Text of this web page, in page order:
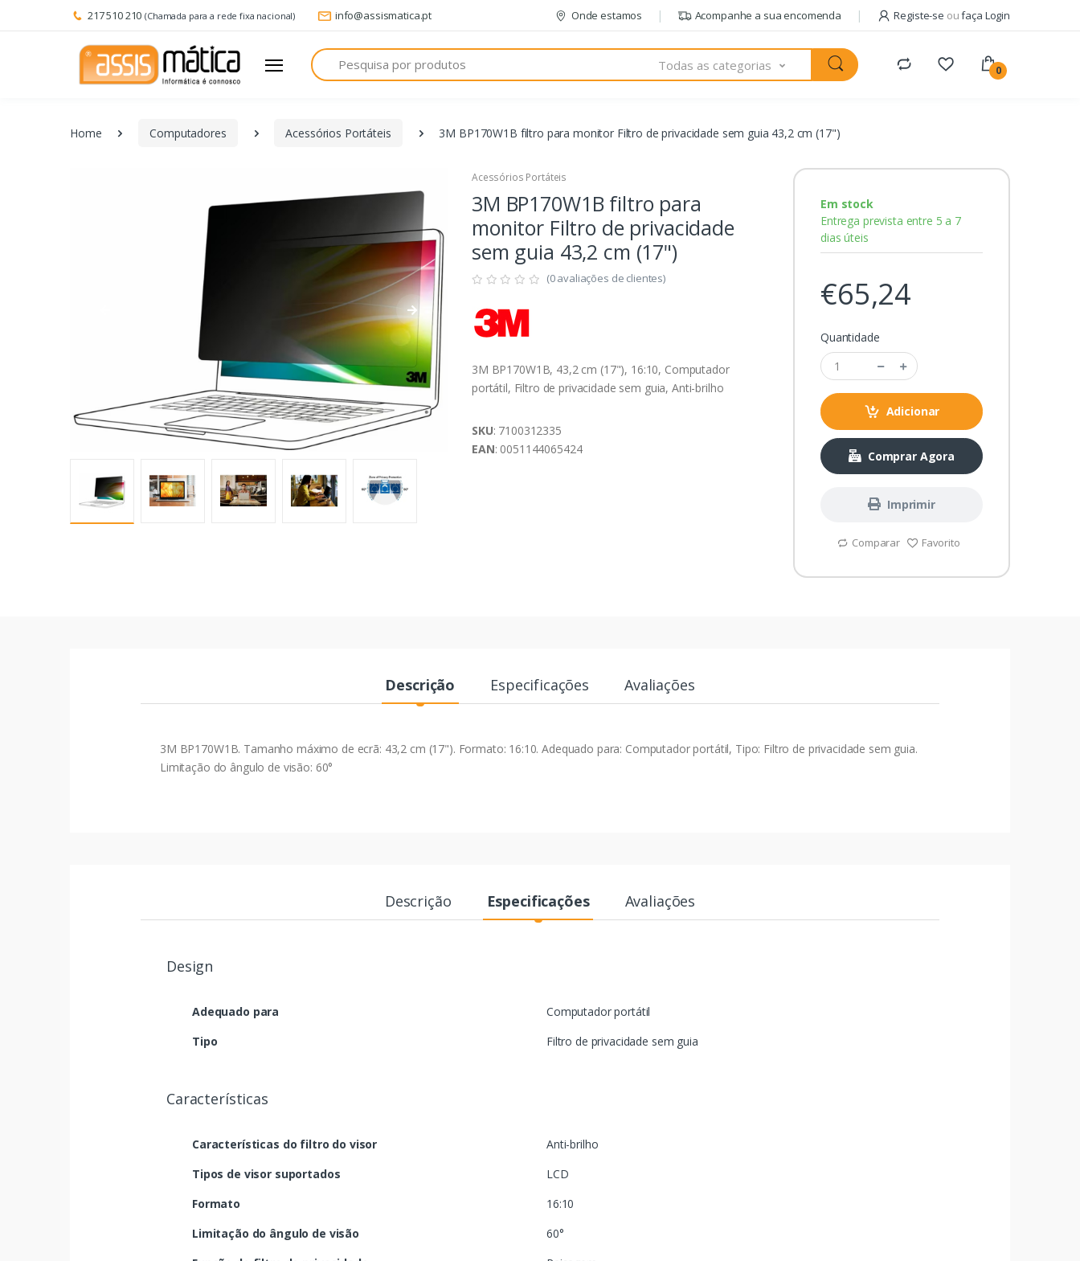
217 510 210 (Chamada para a rede fixa nacional) info@assismatica.pt Onde estamos Acompanhe a sua encomenda Registe-se oufaça Login
Pesquisa
Todas as categorias 0
Home Computadores Acessórios Portáteis 3M BP170W1B filtro para monitor Filtro de privacidade sem guia 43,2 cm (17")
Acessórios Portáteis
3M BP170W1B filtro para
monitor Filtro de privacidade
sem guia 43,2 cm (17")
(0 avaliações de clientes)
3M BP170W1B, 43,2 cm (17"), 16:10, Computador
portátil, Filtro de privacidade sem guia, Anti-brilho
SKU: 7100312335
EAN: 0051144065424
Em stock
Entrega prevista entre 5 a 7
dias úteis
€65,24
Quantidade
Adicionar
Comprar Agora
Imprimir
Comparar Favorito
Descrição Especificações Avaliações
3M BP170W1B. Tamanho máximo de ecrã: 43,2 cm (17"). Formato: 16:10. Adequado para: Computador portátil, Tipo: Filtro de privacidade sem guia.
Limitação do ângulo de visão: 60°
Descrição Especificações Avaliações
Design
Adequado para
Computador portátil
Tipo
Filtro de privacidade sem guia
Características
Características do filtro do visor
Anti-brilho
Tipos de visor suportados
LCD
Formato
16:10
Limitação do ângulo de visão
60°